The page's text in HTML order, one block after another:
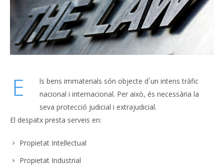
E
ls bens immaterials són objecte d´un intens tràfic
nacional i internacional. Per això, és necessària la
seva protecció judicial i extrajudicial.
El despatx presta serveis en:
Propietat Intel·lectual
Propietat Industrial